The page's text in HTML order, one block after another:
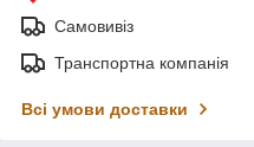
Самовивіз
Транспортна компанія
Всі умови доставки